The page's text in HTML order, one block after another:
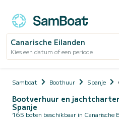
Canarische Eilanden
Kies een datum of een periode
Samboat Boothuur Spanje
Bootverhuur en
Spanje
165 boten beschikbaar in Canarische